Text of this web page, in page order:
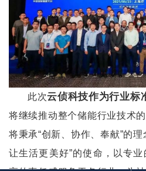
此次云侦科技作为行业标
将继续推动整个储能行业技术
将秉承“创新、协作、奉献”的理
让生活更美好”的使命，以专